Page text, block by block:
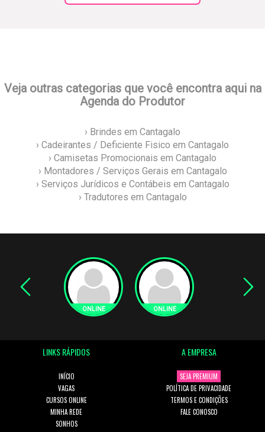
Veja outras categorias que você encontra aqui na
Agenda do Produtor
› Brindes em Cantagalo
› Cadeirantes / Deficiente Fisico em Cantagalo
› Camisetas Promocionais em Cantagalo
› Montadores / Serviços Gerais em Cantagalo
› Serviços Jurídicos e Contábeis em Cantagalo
› Tradutores em Cantagalo
LINKS RÁPIDOS
INÍCIO
VAGAS
CURSOS ONLINE
MINHA REDE
SONHOS
A EMPRESA
SEJA PREMIUM
POLÍTICA DE PRIVACIDADE
TERMOS E CONDIÇÕES
FALE CONOSCO